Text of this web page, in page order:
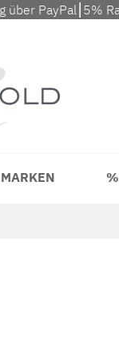
über PayPal⎮5%
MARKEN